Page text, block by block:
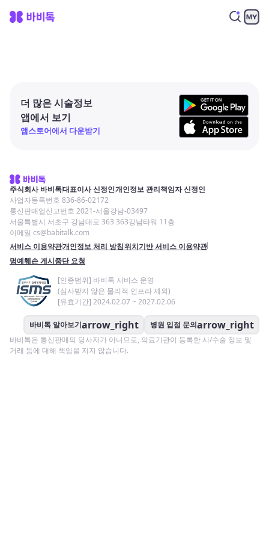
더 많은 시술정보
앱에서 보기
앱스토어에서 다운받기
주식회사 바비톡대표이사 신정인개인정보 관리책임자 신정인
사업자등록번호 836-86-02172
통신판매업신고번호 2021-서울강남-03497
서울특별시 서초구 강남대로 363 363강남타워 11층
이메일 cs@babitalk.com
서비스 이용약관개인정보 처리 방침위치기반 서비스 이용약관
명예훼손 게시중단 요청
[인증범위] 바비톡 서비스 운영
(심사받지 않은 물리적 인프라 제외)
[유효기간] 2024.02.07 ~ 2027.02.06
바비톡 알아보기arrow_right 병원 입점 문의arrow_right
바비톡은 통신판매의 당사자가 아니므로, 의료기관이 등록한 시/수술 정보 및
거래 등에 대해 책임을 지지 않습니다.